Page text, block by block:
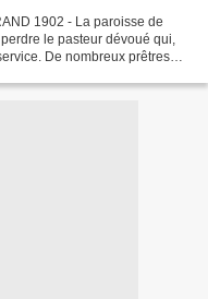
1902 - La paroisse de
le pasteur dévoué qui,
De nombreux prêtres